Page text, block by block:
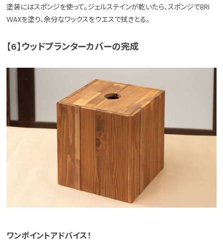
塗装にはスポンジを使って。ジェルステインが乾いたら、スポンジでBRI
WAXを塗り、余分なワックスをウエスで拭きとる。
【6】ウッドプランターカバーの完成
ワンポイントアドバイス！